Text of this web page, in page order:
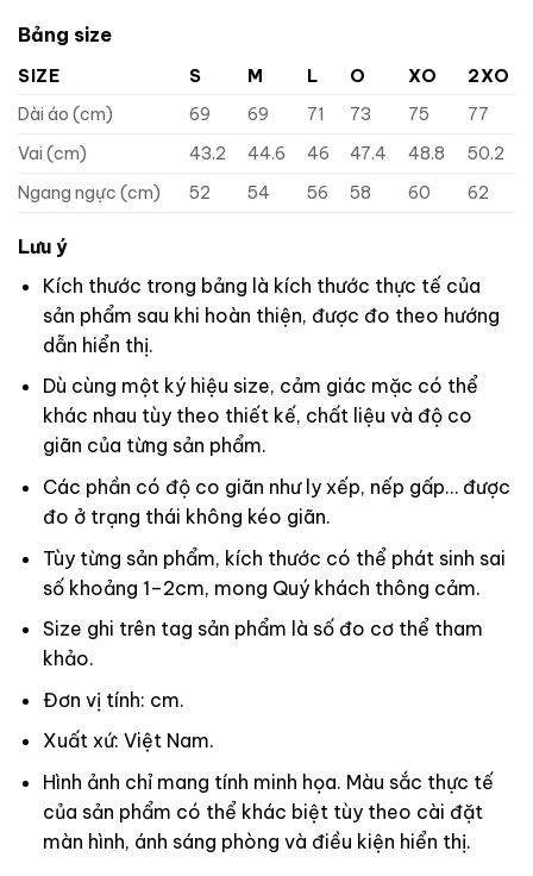
Bảng size
SIZE S M L O XO
2XO
Dài áo (cm)
69 69 71 73 75
77
Vai (cm)
43.2 44.6 46 47.4 48.8
50.2
Ngang ngực (cm)
52 54 56 58 60 62
Lưu ý
Kích thước trong bảng là kích thước thực tế của
sản phẩm sau khi hoàn thiện, được đo theo hướng
dẫn hiển thị.
Dù cùng một ký hiệu size, cảm giác mặc có thể
khác nhau tùy theo thiết kế, chất liệu và độ co
giãn của từng sản phẩm.
Các phần có độ co giãn như ly xếp, nếp gấp… được
đo ở trạng thái không kéo giãn.
Tùy từng sản phẩm, kích thước có thể phát sinh sai
số khoảng 1–2cm, mong Quý khách thông cảm.
Size ghi trên tag sản phẩm là số đo cơ thể tham
khảo.
Đơn vị tính: cm.
Xuất xứ: Việt Nam.
Hình ảnh chỉ mang tính minh họa. Màu sắc thực tế
của sản phẩm có thể khác biệt tùy theo cài đặt
màn hình, ánh sáng phòng và điều kiện hiển thị.